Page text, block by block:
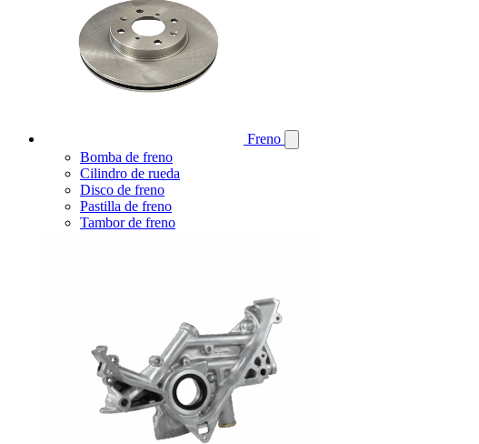
Freno
Bomba de freno
Cilindro de rueda
Disco de freno
Pastilla de freno
Tambor de freno